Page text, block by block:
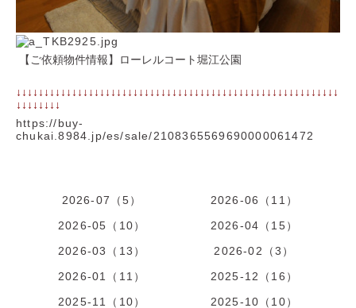
【ご依頼物件情報】ローレルコート堀江公園
↓↓↓↓↓↓↓↓↓↓↓↓↓↓↓↓↓↓↓↓↓↓↓↓↓↓↓↓↓↓↓↓↓↓↓↓↓↓↓↓↓↓↓↓↓↓↓↓↓↓↓↓↓↓↓↓↓↓
↓↓↓↓↓↓↓↓
https://buy-
chukai.8984.jp/es/sale/2108365569690000061472
2026-07（5）
2026-06（11）
2026-05（10）
2026-04（15）
2026-03（13）
2026-02（3）
2026-01（11）
2025-12（16）
2025-11（10）
2025-10（10）